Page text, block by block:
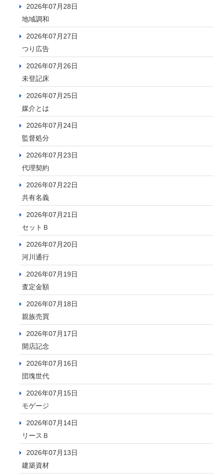
2026年07月28日
地域調和
2026年07月27日
つり広告
2026年07月26日
未登記床
2026年07月25日
媒介とは
2026年07月24日
監督処分
2026年07月23日
代理契約
2026年07月22日
共有名義
2026年07月21日
セットＢ
2026年07月20日
河川通行
2026年07月19日
査定金額
2026年07月18日
親族売買
2026年07月17日
開店記念
2026年07月16日
団塊世代
2026年07月15日
モゲージ
2026年07月14日
リースＢ
2026年07月13日
建築資材